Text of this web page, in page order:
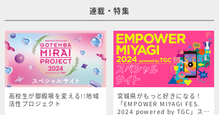
連載・特集
高校生が御殿場を変える!!地域
活性プロジェクト
宮城県がもっと好きになる！
「EMPOWER MIYAGI FES.
2024 powered by TGC」スペ